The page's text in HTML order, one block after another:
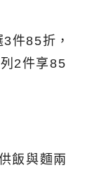
件85折，
2件享85
飯與麵兩